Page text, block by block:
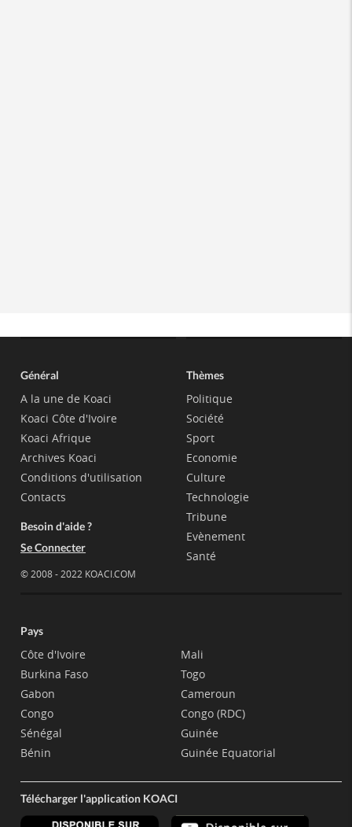
Général
A la une de Koaci
Koaci Côte d'Ivoire
Koaci Afrique
Archives Koaci
Conditions d'utilisation
Contacts
Besoin d'aide ?
Se Connecter
© 2008 - 2022 KOACI.COM
Thèmes
Politique
Société
Sport
Economie
Culture
Technologie
Tribune
Evènement
Santé
Pays
Côte d'Ivoire
Burkina Faso
Gabon
Congo
Sénégal
Bénin
Mali
Togo
Cameroun
Congo (RDC)
Guinée
Guinée Equatorial
Télécharger l'application KOACI